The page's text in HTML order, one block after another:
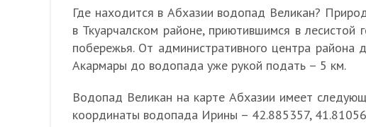
Где находится в Абхазии водопад Великан?
в Ткуарчалском районе, приютившимся в лесистой
побережья. От административного центра
Акармары до водопада уже рукой подать – 5 км.
Водопад Великан на карте Абхазии имеет
координаты водопада Ирины – 42.885357,